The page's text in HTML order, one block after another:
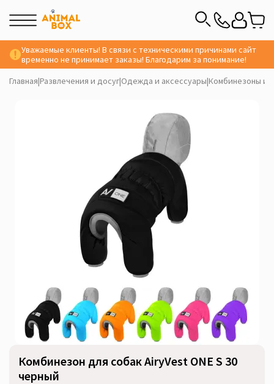
Уважаемые клиенты! В связи с техническими причинами сайт
временно не принимает заказы! Благодарим за понимание!
Главная|Развлечения и досуг|Одежда и аксессуары|Комбинезоны и
Комбинезон для собак AiryVest ONE S 30
черный